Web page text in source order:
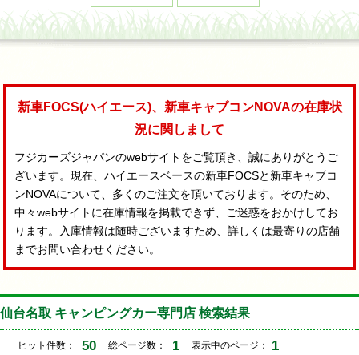
新車FOCS(ハイエース)、新車キャブコンNOVAの在庫状
況に関しまして
フジカーズジャパンのwebサイトをご覧頂き、誠にありがとうご
ざいます。現在、ハイエースベースの新車FOCSと新車キャブコ
ンNOVAについて、多くのご注文を頂いております。そのため、
中々webサイトに在庫情報を掲載できず、ご迷惑をおかけしてお
ります。入庫情報は随時ございますため、詳しくは最寄りの店舗
までお問い合わせください。
仙台名取 キャンピングカー専門店 検索結果
ヒット件数： 50 総ページ数： 1 表示中のページ： 1